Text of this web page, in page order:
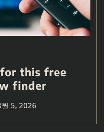
this free
finder
5, 2026